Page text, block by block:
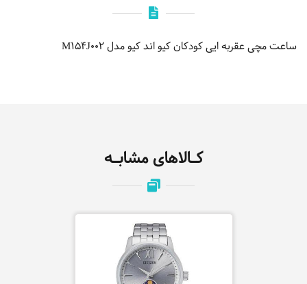
ساعت مچی عقربه ایی کودکان کیو اند کیو مدل M154J002
کـالاهای مشابـه